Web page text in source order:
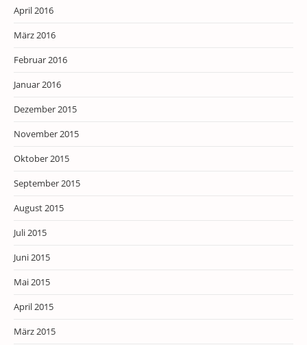
April 2016
März 2016
Februar 2016
Januar 2016
Dezember 2015
November 2015
Oktober 2015
September 2015
August 2015
Juli 2015
Juni 2015
Mai 2015
April 2015
März 2015